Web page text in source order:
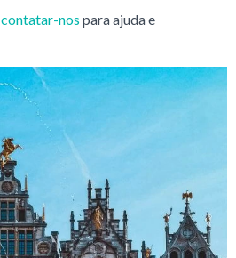
contatar-nos para ajuda e